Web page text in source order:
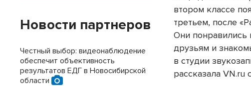
втором классе
третьем, после
Они понравились
друзьям и
в студии
рассказала
Новости партнеров
Честный выбор: видеонаблюдение
обеспечит объективность
результатов ЕДГ в Новосибирской
области